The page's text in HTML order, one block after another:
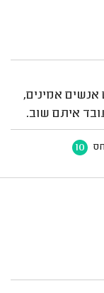
אמינים,
איתם שוב.
10